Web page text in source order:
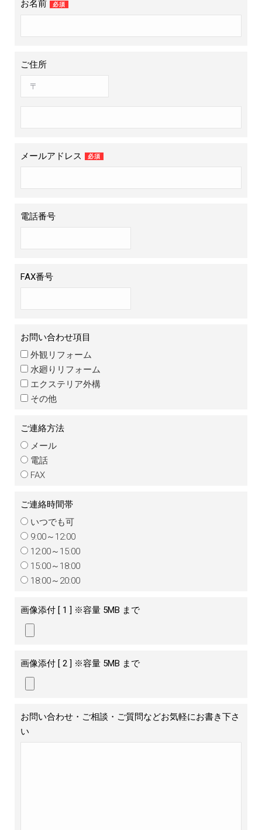
お名前 必須
ご住所
メールアドレス 必須
電話番号
FAX番号
お問い合わせ項目
外観リフォーム
水廻りリフォーム
エクステリア外構
その他
ご連絡方法
メール
電話
FAX
ご連絡時間帯
いつでも可
9:00～12:00
12:00～15:00
15:00～18:00
18:00～20:00
画像添付 [ 1 ] ※容量 5MB まで
画像添付 [ 2 ] ※容量 5MB まで
お問い合わせ・ご相談・ご質問などお気軽にお書き下さ
い